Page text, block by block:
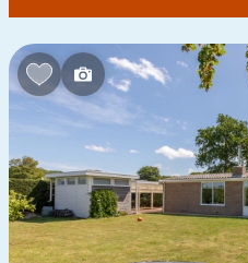
Kinderfreundlich
Kindermöbel
Eingezäunter Garten
Spielgeräte im Garten